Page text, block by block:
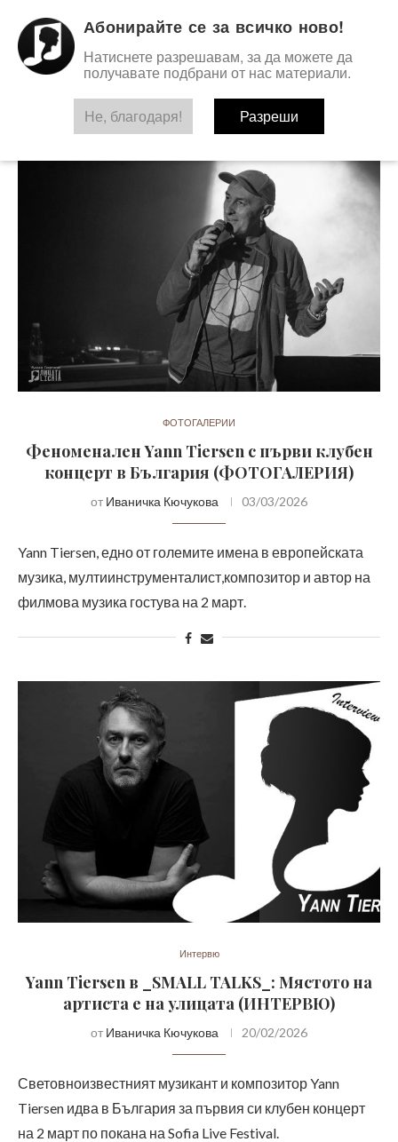
TAG:YANN TIERSEN
ФОТОГАЛЕРИИ
Феноменален Yann Tiersen с първи клубен
концерт в България (ФОТОГАЛЕРИЯ)
от Иваничка Кючукова 03/03/2026
Yann Tiersen, едно от големите имена в европейската
музика, мултиинструменталист,композитор и автор на
филмова музика гостува на 2 март.
Интервю
Yann Tiersen в _SMALL TALKS_: Мястото на
артиста е на улицата (ИНТЕРВЮ)
от Иваничка Кючукова 20/02/2026
Световноизвестният музикант и композитор Yann
Tiersen идва в България за първия си клубен концерт
на 2 март по покана на Sofia Live Festival.
Абонирайте се за всичко ново!
Натиснете разрешавам, за да можете да
получавате подбрани от нас материали.
Не, благодаря! Разреши